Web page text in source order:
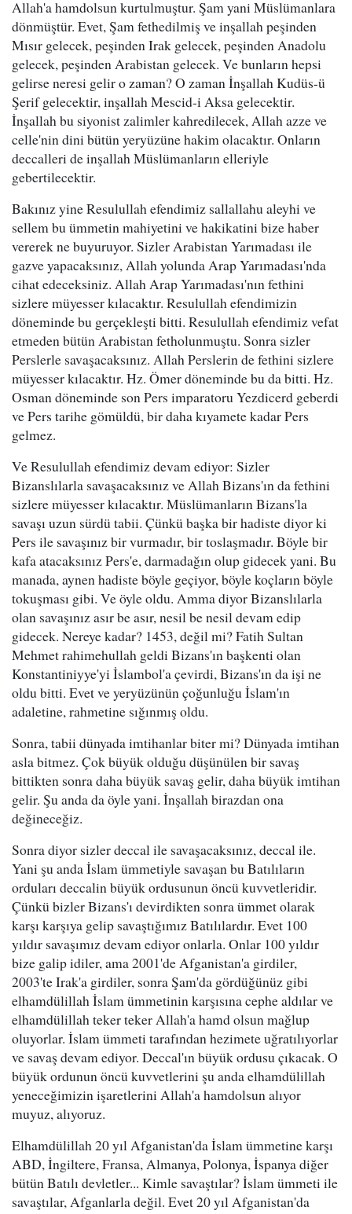
Allah'a hamdolsun kurtulmuştur. Şam yani Müslümanlara
dönmüştür. Evet, Şam fethedilmiş ve inşallah peşinden
Mısır gelecek, peşinden Irak gelecek, peşinden Anadolu
gelecek, peşinden Arabistan gelecek. Ve bunların hepsi
gelirse neresi gelir o zaman? O zaman İnşallah Kudüs-ü
Şerif gelecektir, inşallah Mescid-i Aksa gelecektir.
İnşallah bu siyonist zalimler kahredilecek, Allah azze ve
celle'nin dini bütün yeryüzüne hakim olacaktır. Onların
deccalleri de inşallah Müslümanların elleriyle
gebertilecektir.
Bakınız yine Resulullah efendimiz sallallahu aleyhi ve
sellem bu ümmetin mahiyetini ve hakikatini bize haber
vererek ne buyuruyor. Sizler Arabistan Yarımadası ile
gazve yapacaksınız, Allah yolunda Arap Yarımadası'nda
cihat edeceksiniz. Allah Arap Yarımadası'nın fethini
sizlere müyesser kılacaktır. Resulullah efendimizin
döneminde bu gerçekleşti bitti. Resulullah efendimiz vefat
etmeden bütün Arabistan fetholunmuştu. Sonra sizler
Perslerle savaşacaksınız. Allah Perslerin de fethini sizlere
müyesser kılacaktır. Hz. Ömer döneminde bu da bitti. Hz.
Osman döneminde son Pers imparatoru Yezdicerd geberdi
ve Pers tarihe gömüldü, bir daha kıyamete kadar Pers
gelmez.
Ve Resulullah efendimiz devam ediyor: Sizler
Bizanslılarla savaşacaksınız ve Allah Bizans'ın da fethini
sizlere müyesser kılacaktır. Müslümanların Bizans'la
savaşı uzun sürdü tabii. Çünkü başka bir hadiste diyor ki
Pers ile savaşınız bir vurmadır, bir toslaşmadır. Böyle bir
kafa atacaksınız Pers'e, darmadağın olup gidecek yani. Bu
manada, aynen hadiste böyle geçiyor, böyle koçların böyle
tokuşması gibi. Ve öyle oldu. Amma diyor Bizanslılarla
olan savaşınız asır be asır, nesil be nesil devam edip
gidecek. Nereye kadar? 1453, değil mi? Fatih Sultan
Mehmet rahimehullah geldi Bizans'ın başkenti olan
Konstantiniyye'yi İslambol'a çevirdi, Bizans'ın da işi ne
oldu bitti. Evet ve yeryüzünün çoğunluğu İslam'ın
adaletine, rahmetine sığınmış oldu.
Sonra, tabii dünyada imtihanlar biter mi? Dünyada imtihan
asla bitmez. Çok büyük olduğu düşünülen bir savaş
bittikten sonra daha büyük savaş gelir, daha büyük imtihan
gelir. Şu anda da öyle yani. İnşallah birazdan ona
değineceğiz.
Sonra diyor sizler deccal ile savaşacaksınız, deccal ile.
Yani şu anda İslam ümmetiyle savaşan bu Batılıların
orduları deccalin büyük ordusunun öncü kuvvetleridir.
Çünkü bizler Bizans'ı devirdikten sonra ümmet olarak
karşı karşıya gelip savaştığımız Batılılardır. Evet 100
yıldır savaşımız devam ediyor onlarla. Onlar 100 yıldır
bize galip idiler, ama 2001'de Afganistan'a girdiler,
2003'te Irak'a girdiler, sonra Şam'da gördüğünüz gibi
elhamdülillah İslam ümmetinin karşısına cephe aldılar ve
elhamdülillah teker teker Allah'a hamd olsun mağlup
oluyorlar. İslam ümmeti tarafından hezimete uğratılıyorlar
ve savaş devam ediyor. Deccal'ın büyük ordusu çıkacak. O
büyük ordunun öncü kuvvetlerini şu anda elhamdülillah
yeneceğimizin işaretlerini Allah'a hamdolsun alıyor
muyuz, alıyoruz.
Elhamdülillah 20 yıl Afganistan'da İslam ümmetine karşı
ABD, İngiltere, Fransa, Almanya, Polonya, İspanya diğer
bütün Batılı devletler... Kimle savaştılar? İslam ümmeti ile
savaştılar, Afganlarla değil. Evet 20 yıl Afganistan'da